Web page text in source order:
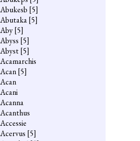
Abukesb [5]
Abutaka[5]
Aby[5]
Abyss [5]
Abyst[5]
Acamarchis
Acan[5]
Acan
Acani
Acanna
Acanthus
Accessie
Acervus [5]